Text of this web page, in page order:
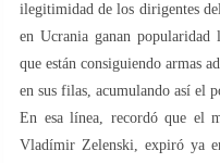
ilegitimidad de los dirigentes
en Ucrania ganan popularidad
que están consiguiendo armas
en sus filas, acumulando así el
En esa línea, recordó que el
Vladímir Zelenski, expiró ya